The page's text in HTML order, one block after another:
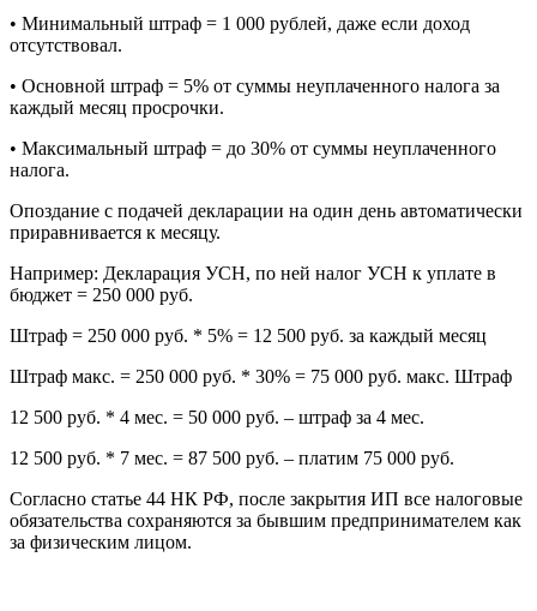
• Минимальный штраф = 1 000 рублей, даже если доход
отсутствовал.
• Основной штраф = 5% от суммы неуплаченного налога за
каждый месяц просрочки.
• Максимальный штраф = до 30% от суммы неуплаченного
налога.
Опоздание с подачей декларации на один день автоматически
приравнивается к месяцу.
Например: Декларация УСН, по ней налог УСН к уплате в
бюджет = 250 000 руб.
Штраф = 250 000 руб. * 5% = 12 500 руб. за каждый месяц
Штраф макс. = 250 000 руб. * 30% = 75 000 руб. макс. Штраф
12 500 руб. * 4 мес. = 50 000 руб. – штраф за 4 мес.
12 500 руб. * 7 мес. = 87 500 руб. – платим 75 000 руб.
Согласно статье 44 НК РФ, после закрытия ИП все налоговые
обязательства сохраняются за бывшим предпринимателем как
за физическим лицом.